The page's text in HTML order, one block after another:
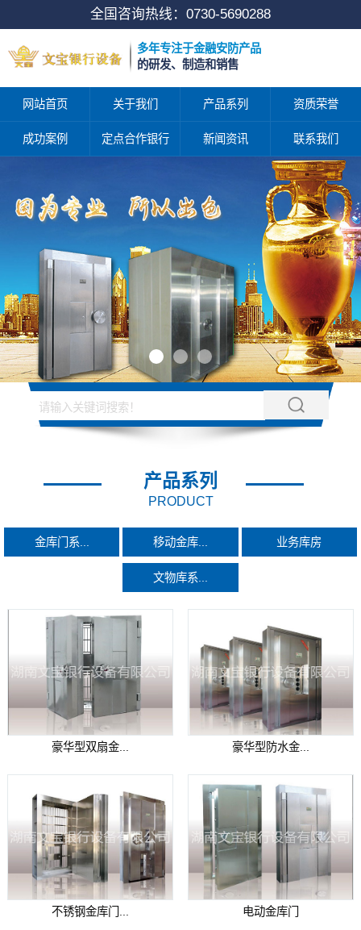
全国咨询热线： 0730-5690288
多年专注于金融安防产品
的研发、制造和销售
网站首页 关于我们 产品系列 资质荣誉
成功案例 定点合作银行 新闻资讯 联系我们
产品系列
PRODUCT
金库门系... 移动金库... 业务库房
文物库系...
豪华型双扇金... 豪华型防水金...
不锈钢金库门... 电动金库门